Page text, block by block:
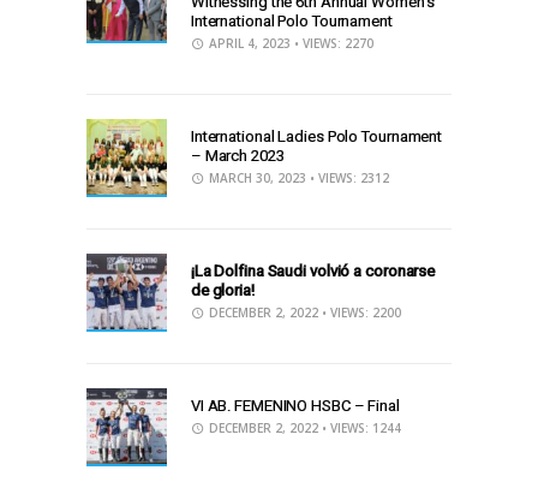
International Polo Tournament
APRIL 4, 2023 • VIEWS: 2270
International Ladies Polo Tournament
– March 2023
MARCH 30, 2023 • VIEWS: 2312
¡La Dolfina Saudi volvió a coronarse
de gloria!
DECEMBER 2, 2022 • VIEWS: 2200
VI AB. FEMENINO HSBC – Final
DECEMBER 2, 2022 • VIEWS: 1244